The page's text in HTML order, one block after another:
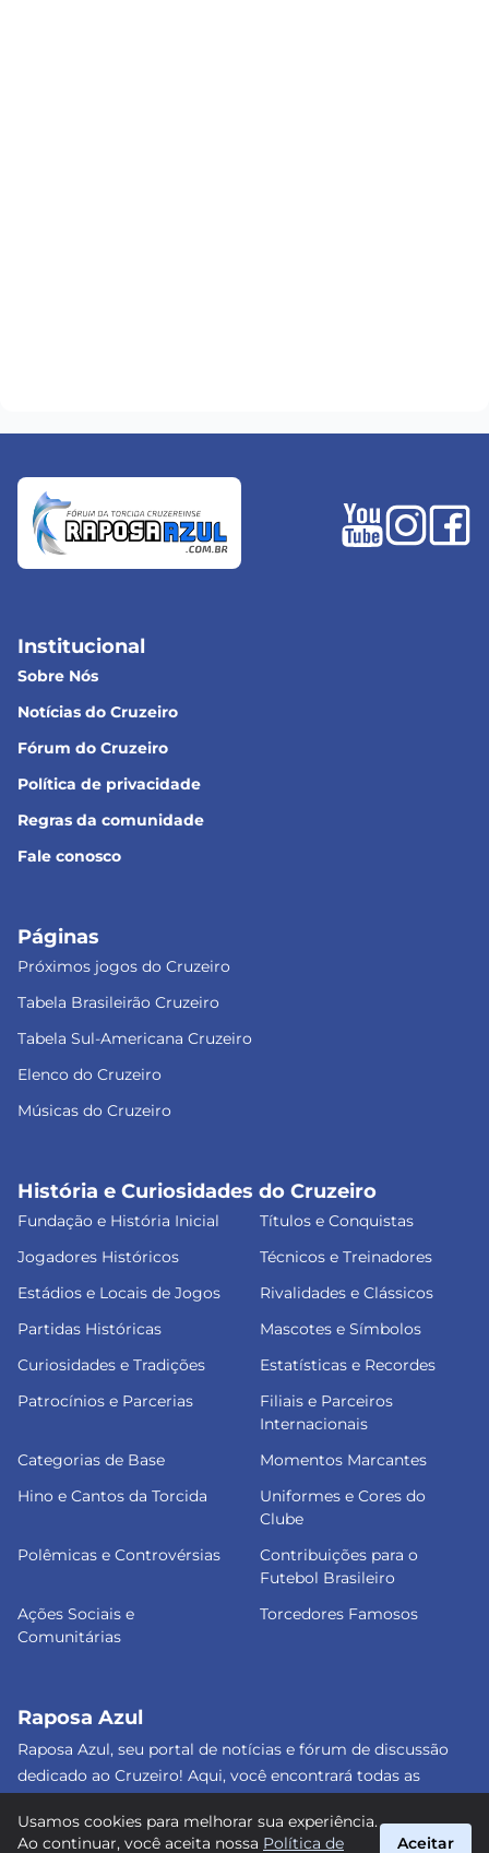
Institucional
Sobre Nós
Notícias do Cruzeiro
Fórum do Cruzeiro
Política de privacidade
Regras da comunidade
Fale conosco
Páginas
Próximos jogos do Cruzeiro
Tabela Brasileirão Cruzeiro
Tabela Sul-Americana Cruzeiro
Elenco do Cruzeiro
Músicas do Cruzeiro
História e Curiosidades do Cruzeiro
Fundação e História Inicial
Títulos e Conquistas
Jogadores Históricos
Técnicos e Treinadores
Estádios e Locais de Jogos
Rivalidades e Clássicos
Partidas Históricas
Mascotes e Símbolos
Curiosidades e Tradições
Estatísticas e Recordes
Patrocínios e Parcerias
Filiais e Parceiros
Internacionais
Categorias de Base
Momentos Marcantes
Hino e Cantos da Torcida
Uniformes e Cores do
Clube
Polêmicas e Controvérsias
Contribuições para o
Futebol Brasileiro
Ações Sociais e
Comunitárias
Torcedores Famosos
Raposa Azul
Raposa Azul, seu portal de notícias e fórum de discussão
dedicado ao Cruzeiro! Aqui, você encontrará todas as
sobre o nosso amado clube. Junte-se a nós e faça parte
Usamos cookies para melhorar sua experiência.
Ao continuar, você aceita nossa Política de Aceitar